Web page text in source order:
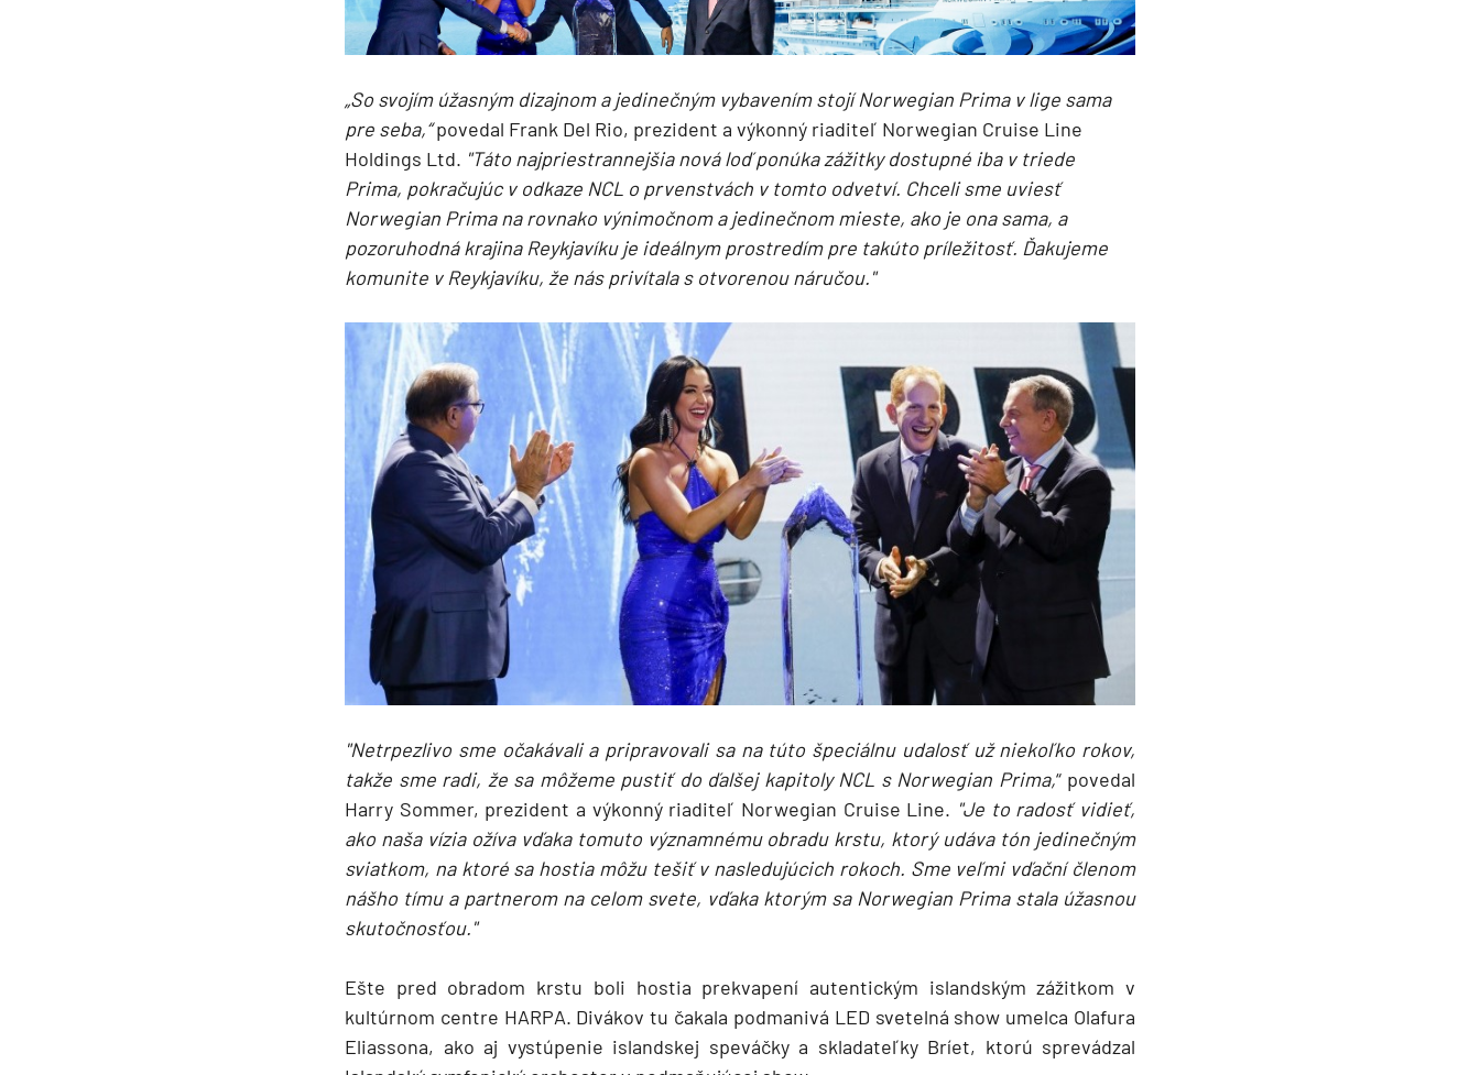
Kanárske ostrovy, Madeira a Maroko
Azorské ostrovy
Kanárske ostrovy
Kanárske ostrovy a Madeira
Karibik a Stredná Amerika
Bahamy
Južný Karibik
Karibik a Stredná Amerika
Východný Karibik
Západný Karibik
Severná Amerika
Aljaška
Kanada a Nové Anglicko
Západné pobrežie USA
Južná Amerika
Južná Amerika
Arabský polostrov
Emiráty a Perzský záliv
Japonsko
Austrália a Nový Zéland
Austrália a Nový Zéland
Afrika a Indický oceán
„So svojím úžasným dizajnom a jedinečným vybavením stojí Norwegian Prima v lige sama
pre seba,“povedal Frank Del Rio, prezident a výkonný riaditeľ Norwegian Cruise Line
Holdings Ltd. "Táto najpriestrannejšia nová loď ponúka zážitky dostupné iba v triede
Prima, pokračujúc v odkaze NCL o prvenstvách v tomto odvetví. Chceli sme uviesť
Norwegian Prima na rovnako výnimočnom a jedinečnom mieste, ako je ona sama, a
pozoruhodná krajina Reykjavíku je ideálnym prostredím pre takúto príležitosť. Ďakujeme
komunite v Reykjavíku, že nás privítala s otvorenou náručou."
"Netrpezlivo sme očakávali a pripravovali sa na túto špeciálnu udalosť už niekoľko rokov,
takže sme radi, že sa môžeme pustiť do ďalšej kapitoly NCL s Norwegian Prima,“ povedal
Harry Sommer, prezident a výkonný riaditeľ Norwegian Cruise Line. "Je to radosť vidieť,
ako naša vízia ožíva vďaka tomuto významnému obradu krstu, ktorý udáva tón jedinečným
sviatkom, na ktoré sa hostia môžu tešiť v nasledujúcich rokoch. Sme veľmi vďační členom
nášho tímu a partnerom na celom svete, vďaka ktorým sa Norwegian Prima stala úžasnou
skutočnosťou."
Ešte pred obradom krstu boli hostia prekvapení autentickým islandským zážitkom v
kultúrnom centre HARPA. Divákov tu čakala podmanivá LED svetelná show umelca Olafura
Eliassona, ako aj vystúpenie islandskej speváčky a skladateľky Bríet, ktorú sprevádzal